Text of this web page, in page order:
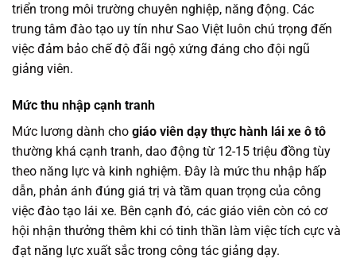
triển trong môi trường chuyên nghiệp, năng động. Các
trung tâm đào tạo uy tín như Sao Việt luôn chú trọng đến
việc đảm bảo chế độ đãi ngộ xứng đáng cho đội ngũ
giảng viên.
Mức thu nhập cạnh tranh
Mức lương dành cho giáo viên dạy thực hành lái xe ô tô
thường khá cạnh tranh, dao động từ 12-15 triệu đồng tùy
theo năng lực và kinh nghiệm. Đây là mức thu nhập hấp
dẫn, phản ánh đúng giá trị và tầm quan trọng của công
việc đào tạo lái xe. Bên cạnh đó, các giáo viên còn có cơ
hội nhận thưởng thêm khi có tinh thần làm việc tích cực và
đạt năng lực xuất sắc trong công tác giảng dạy.